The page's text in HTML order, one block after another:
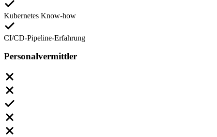
Kubernetes Know-how
CI/CD-Pipeline-Erfahrung
Personalvermittler